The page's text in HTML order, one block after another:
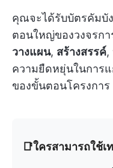
คุณจะได้รับบัตรคัมบั
ตอนใหญ่ของวงจรก
วางแผน, สร้างสรรค์,
ความยืดหยุ่นในการ
ของขั้นตอนโครงการ
📑ใครสามารถใช้